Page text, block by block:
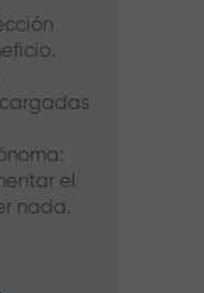
el
nada.